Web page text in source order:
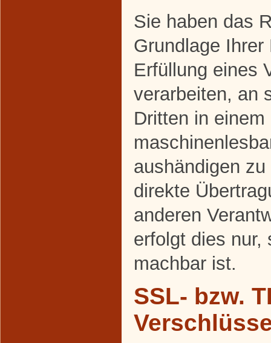
Sie haben das
Grundlage
Erfüllung eines
verarbeiten, an
Dritten in einem
aushändigen
direkte
anderen
erfolgt dies nur,
machbar ist.
SSL- bzw.